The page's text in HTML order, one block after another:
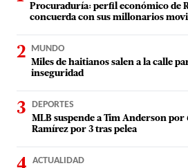
Procuraduría: perfil económico de
concuerda con sus millonarios
MUNDO
Miles de haitianos salen a la calle
inseguridad
DEPORTES
MLB suspende a Tim Anderson por
Ramírez por 3 tras pelea
ACTUALIDAD